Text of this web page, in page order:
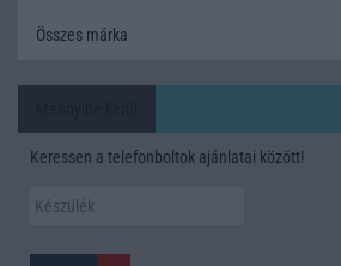
Összes márka
Keressen a telefonboltok ajánlatai között!